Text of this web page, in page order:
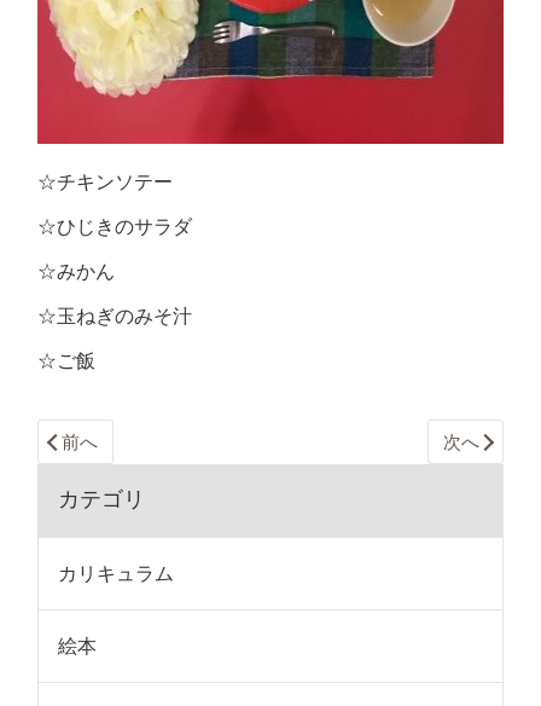
☆チキンソテー
☆ひじきのサラダ
☆みかん
☆玉ねぎのみそ汁
☆ご飯
前へ 次へ
カテゴリ
カリキュラム
絵本